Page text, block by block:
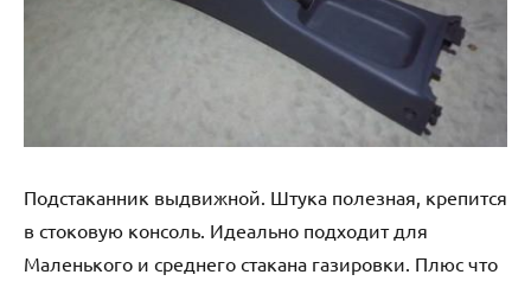
Подстаканник выдвижной. Штука полезная, крепится
в стоковую консоль. Идеально подходит для
Маленького и среднего стакана газировки. Плюс что